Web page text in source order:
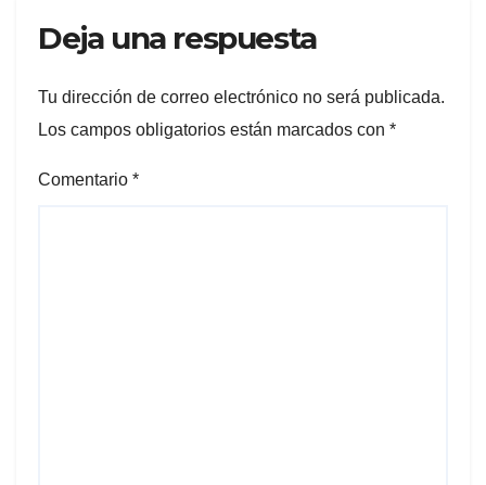
Deja una respuesta
Tu dirección de correo electrónico no será publicada.
Los campos obligatorios están marcados con *
Comentario *